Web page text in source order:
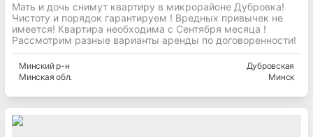
Мать и дочь снимут квартиру в микрорайоне Дубровка!
Чистоту и порядок гарантируем ! Вредных привычек не
имеется! Квартира необходима с Сентября месяца !
Рассмотрим разные варианты аренды по договоренности!
Минскийр-н
Минская обл.
Дубровская
Минск